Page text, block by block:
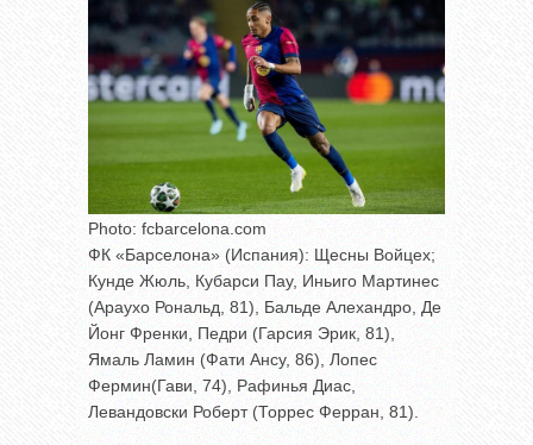
Photo: fcbarcelona.com
ФК «Барселона» (Испания): Щесны Войцех;
Кунде Жюль, Кубарси Пау, Иньиго Мартинес
(Араухо Рональд, 81), Бальде Алехандро, Де
Йонг Френки, Педри (Гарсия Эрик, 81),
Ямаль Ламин (Фати Ансу, 86), Лопес
Фермин(Гави, 74), Рафинья Диас,
Левандовски Роберт (Торрес Ферран, 81).